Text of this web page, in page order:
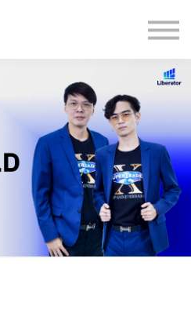
Website
บ Liberator